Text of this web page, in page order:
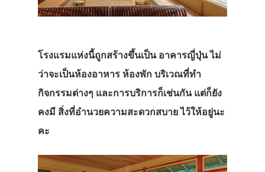
โรงแรมแห่งนี้ถูกสร้างขึ้นเป็น อาคารญี่ปุ่น ไม่
ว่าจะเป็นห้องอาหาร ห้องพัก บริเวณที่ทำ
กิจกรรมต่างๆ และการบริการก็เช่นกัน แต่ก็ยัง
คงมี สิ่งที่อำนวยความสะดวกสบาย ไว้ให้อยู่นะ
คะ